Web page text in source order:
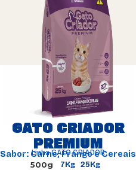
GATO CRIADOR
PREMIUM
Linha GATO CRIADOR
Sabor: Carne, Frango e Cereais
500g 7Kg25Kg